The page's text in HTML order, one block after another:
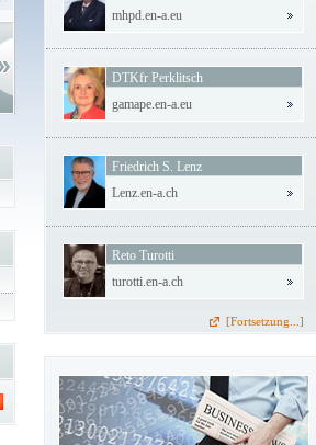
mhpd.en-a.eu
DTKfr Perklitsch
gamape.en-a.eu
Friedrich S. Lenz
Lenz.en-a.ch
Reto Turotti
turotti.en-a.ch
[Fortsetzung...]